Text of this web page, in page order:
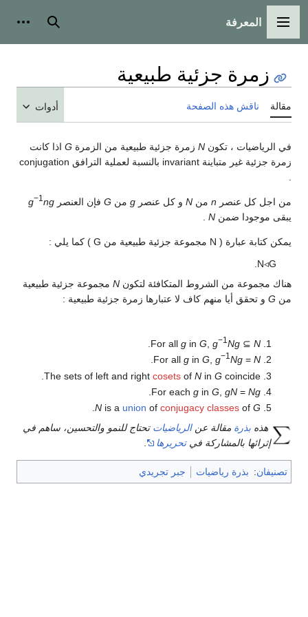
القائمة الرئيسية
المعرفة بحث
زمرة جزئية طبيعية
مقالة ناقش هذه الصفحة أدوات
في الرياضيات ، تكون N زمرة جزئية طبيعية من الزمرة G اذا كانت
زمرة جزئية غير متباينة invariant بالنسبة لعملية الترافق conjugation
من اجل كل عنصر n من N و كل عنصر g من G فإن العنصر g−1 ng
يبقى موجودا ضمن N
يمكن كتابة عبارة ( N مجموعة جزئية طبيعية من G ) كما يلي :
N◃G
هناك مجموعة من الشروط المتكافئة لتكون N مجموعة جزئية طبيعية
من G و تحقق أيا منهم كاف لا عتبارها زمرة جزئية طبيعية :
For allg inG ,g−1 Ng ⊆N
For allg inG,g−1 Ng =N
.
The sets of left and rightcosets ofN inG coincide.
For eachg inG ,gN =Ng
N is a union ofconjugacy classes ofG
.
هذه بذرة مقالة عنالرياضيات تحتاج للنمو والتحسين، ساهم في
إثرائها بالمشاركة فيتحريرها .
تصنيفان: بذرة رياضيات جبر تجريدي